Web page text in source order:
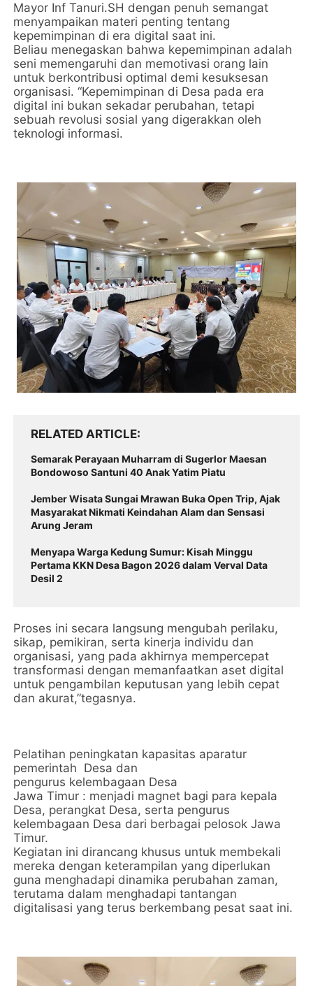
Mayor Inf Tanuri.SH dengan penuh semangat
menyampaikan materi penting tentang
kepemimpinan di era digital saat ini.
Beliau menegaskan bahwa kepemimpinan adalah
seni memengaruhi dan memotivasi orang lain
untuk berkontribusi optimal demi kesuksesan
organisasi. “Kepemimpinan di Desa pada era
digital ini bukan sekadar perubahan, tetapi
sebuah revolusi sosial yang digerakkan oleh
teknologi informasi.
RELATED ARTICLE
Semarak Perayaan Muharram di Sugerlor Maesan
Bondowoso Santuni 40 Anak Yatim Piatu
Jember Wisata Sungai Mrawan Buka Open Trip, Ajak
Masyarakat Nikmati Keindahan Alam dan Sensasi
Arung Jeram
Menyapa Warga Kedung Sumur: Kisah Minggu
Pertama KKN Desa Bagon 2026 dalam Verval Data
Desil 2
Proses ini secara langsung mengubah perilaku,
sikap, pemikiran, serta kinerja individu dan
organisasi, yang pada akhirnya mempercepat
transformasi dengan memanfaatkan aset digital
untuk pengambilan keputusan yang lebih cepat
dan akurat,”tegasnya.
Pelatihan peningkatan kapasitas aparatur
pemerintah Desa dan
pengurus kelembagaan Desa
Jawa Timur : menjadi magnet bagi para kepala
Desa, perangkat Desa, serta pengurus
kelembagaan Desa dari berbagai pelosok Jawa
Timur.
Kegiatan ini dirancang khusus untuk membekali
mereka dengan keterampilan yang diperlukan
guna menghadapi dinamika perubahan zaman,
terutama dalam menghadapi tantangan
digitalisasi yang terus berkembang pesat saat ini.